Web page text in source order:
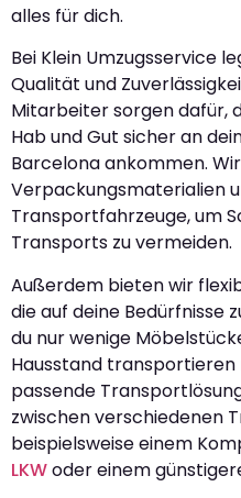
alles für dich.
Bei Klein Umzugsservice
Qualität und
Mitarbeiter sorgen dafür,
Hab und Gut sicher an
Barcelona ankommen.
Verpackungsmaterialien
Transportfahrzeuge, um
Transports zu vermeiden.
Außerdem bieten wir
die auf deine Bedürfnisse
du nur wenige
Hausstand
passende
zwischen verschiedenen
beispielsweise einem
LKWoder einem